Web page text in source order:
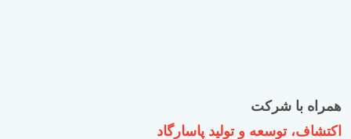
همراه با شرکت
اکتشاف، توسعه و تولید پاسارگاد